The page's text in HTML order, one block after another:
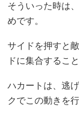
そういった時は
めです。
サイドを押すと
ドに集合するこ
ハカートは、逃
クでこの動きを行